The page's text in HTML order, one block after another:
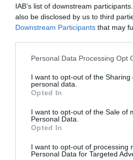
IAB’s list of downstream
also be disclosed by us to third
Downstream Participants that may
Please note that this website/app
not limited to your visit or usage
grant or deny consent to Google
use your data for below specified
consent section.
Personal Data Processing Opt
I want to opt-out of the Sharing
personal data.
Opted In
I want to opt-out of the Sale of
Personal Data.
Opted In
I want to opt-out of processing
Personal Data for Targeted
Az új szörnyek tényleg
nem lenne elég bajunk
– mondta nevetve Weaver.